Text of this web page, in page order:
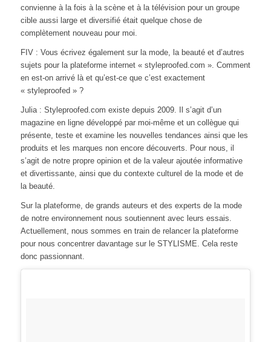
convienne à la fois à la scène et à la télévision pour un groupe
cible aussi large et diversifié était quelque chose de
complètement nouveau pour moi.
FIV : Vous écrivez également sur la mode, la beauté et d’autres
sujets pour la plateforme internet « styleproofed.com ». Comment
en est-on arrivé là et qu’est-ce que c’est exactement
« styleproofed » ?
Julia : Styleproofed.com existe depuis 2009. Il s’agit d’un
magazine en ligne développé par moi-même et un collègue qui
présente, teste et examine les nouvelles tendances ainsi que les
produits et les marques non encore découverts. Pour nous, il
s’agit de notre propre opinion et de la valeur ajoutée informative
et divertissante, ainsi que du contexte culturel de la mode et de
la beauté.
Sur la plateforme, de grands auteurs et des experts de la mode
de notre environnement nous soutiennent avec leurs essais.
Actuellement, nous sommes en train de relancer la plateforme
pour nous concentrer davantage sur le STYLISME. Cela reste
donc passionnant.